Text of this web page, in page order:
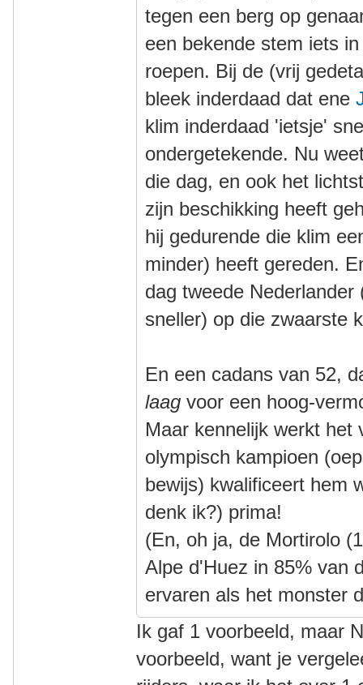
tegen een berg op
een bekende stem iets
roepen. Bij de (vrij
bleek inderdaad dat ene
klim inderdaad 'ietsje'
ondergetekende. Nu
die dag, en ook het
zijn beschikking heeft
hij gedurende die klim
minder) heeft gereden.
dag tweede
sneller) op die zwaarste
En een cadans van 52,
laag voor een hoog-
Maar kennelijk werkt het
olympisch kampioen
bewijs) kwalificeert hem
denk ik?) prima!
(En, oh ja, de Mortirolo
Alpe d'Huez in 85% van
ervaren als het monster
Ik gaf 1 voorbeeld, maar
voorbeeld, want je